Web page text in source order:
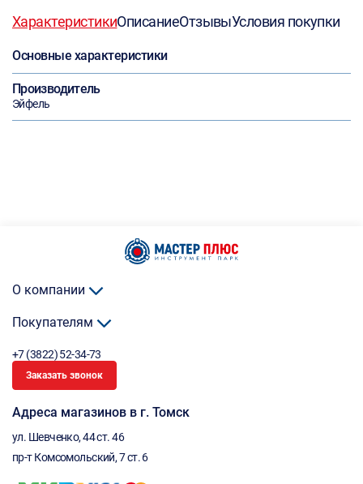
ХарактеристикиОписаниеОтзывыУсловия покупки
Основные характеристики
Производитель
Эйфель
О компании
Покупателям
+7 (3822) 52-34-73
Заказать звонок
Адреса магазинов в г. Томск
ул. Шевченко, 44 ст. 46
пр-т Комсомольский, 7 ст. 6